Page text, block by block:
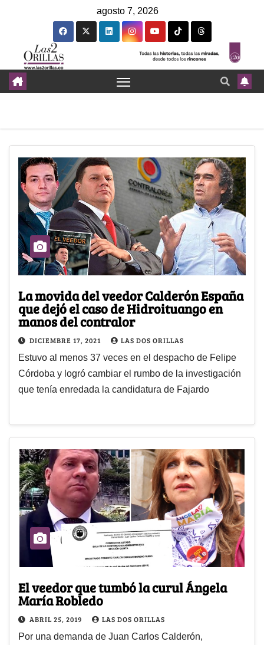
agosto 7, 2026
La movida del veedor Calderón España
que dejó el caso de Hidroituango en
manos del contralor
DICIEMBRE 17, 2021 LAS DOS ORILLAS
Estuvo al menos 37 veces en el despacho de Felipe
Córdoba y logró cambiar el rumbo de la investigación
que tenía enredada la candidatura de Fajardo
El veedor que tumbó la curul Ángela
María Robledo
ABRIL 25, 2019 LAS DOS ORILLAS
Por una demanda de Juan Carlos Calderón,